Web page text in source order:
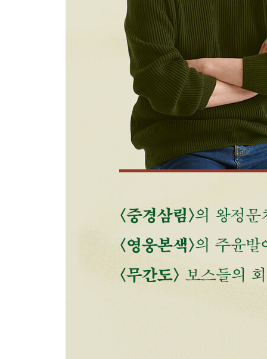
삼수이포의 매력을 알려준 메이호 하우스와 가든 힐
홍콩인의 비애와 슬픔의 정서를 품은 도시, 청샤완
홍함 역에서 홍콩 최고의 탄탄면을 맛보다
옥상 수영장 경관이 뛰어난 하버그랜드 구룡
구룡채성공원과 카이탁 공항
주윤발의 마음을 사로잡은 카이탁 공항에서의 야경
쿤통과 응아우타우콕
쿤통에서 두기봉의 영화사 밀키웨이를 찾다